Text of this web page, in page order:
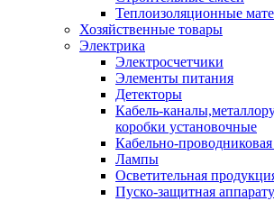
Теплоизоляционные
Хозяйственные товары
Электрика
Электросчетчики
Элементы питания
Детекторы
Кабель-
коробки установочные
Кабельно-
Лампы
Осветительная
Пуско-защитная